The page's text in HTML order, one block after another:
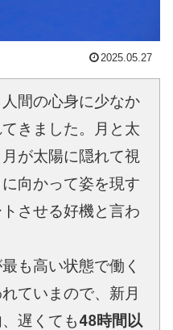
2025.05.27
間の心身に少なか
きました。月と太
が太陽に隠れて視
向かって姿を現す
させる好機と言わ
も高い状態で働く
ていまので、新月
遅くても48時間以